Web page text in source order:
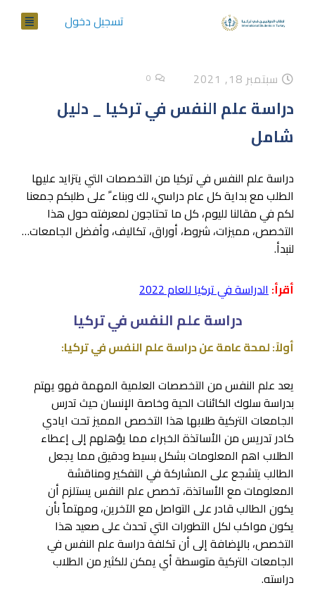
تسجيل دخول
سبتمبر 18, 2021 0
دراسة علم النفس في تركيا _ دليل
شامل
دراسة علم النفس في تركيا من التخصصات التي يتزايد عليها
الطلب مع بداية كل عام دراسي، لك وبناء ً على طلبكم جمعنا
لكم في مقالنا لليوم، كل ما تحتاجون لمعرفته حول هذا
التخصص، مميزات، شروط، أوراق، تكاليف، وأفضل الجامعات…
لنبدأ.
أقرأ:الدراسة في تركيا للعام 2022
دراسة علم النفس في تركيا
أولاً: لمحة عامة عن دراسة علم النفس في تركيا:
يعد علم النفس من التخصصات العلمية المهمة فهو يهتم
بدراسة سلوك الكائنات الحية وخاصة الإنسان حيث تدرس
الجامعات التركية طلابها هذا التخصص المميز تحت ايادي
كادر تدريس من الأساتذة الخبراء مما يؤهلهم إلى إعطاء
الطلاب اهم المعلومات بشكل بسيط ودقيق مما يجعل
الطالب يتشجع على المشاركة في التفكير ومناقشة
المعلومات مع الأساتذة، تخصص علم النفس يستلزم أن
يكون الطالب قادر على التواصل مع الآخرين، ومهتماً بأن
يكون مواكب لكل التطورات التي تحدث على صعيد هذا
التخصص، بالإضافة إلى أن تكلفة دراسة علم النفس في
الجامعات التركية متوسطة أي يمكن للكثير من الطلاب
دراسته.